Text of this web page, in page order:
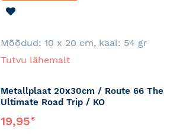
Mõõdud: 10 x 20 cm, kaal: 54 gr
Tutvu lähemalt
Metallplaat 20x30cm / Route 66 The
Ultimate Road Trip / KO
19,95€